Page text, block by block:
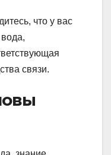
что у вас
связи.